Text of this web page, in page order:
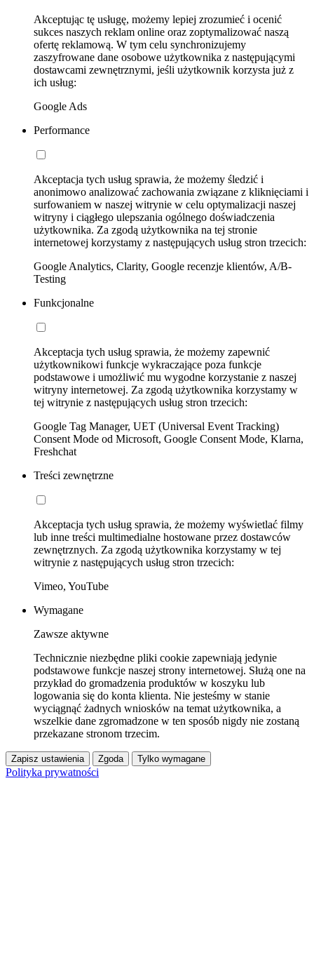
Akceptując tę usługę, możemy lepiej zrozumieć i ocenić
sukces naszych reklam online oraz zoptymalizować naszą
ofertę reklamową. W tym celu synchronizujemy
zaszyfrowane dane osobowe użytkownika z następującymi
dostawcami zewnętrznymi, jeśli użytkownik korzysta już z
ich usług:
Google Ads
Performance
Akceptacja tych usług sprawia, że możemy śledzić i
anonimowo analizować zachowania związane z kliknięciami i
surfowaniem w naszej witrynie w celu optymalizacji naszej
witryny i ciągłego ulepszania ogólnego doświadczenia
użytkownika. Za zgodą użytkownika na tej stronie
internetowej korzystamy z następujących usług stron trzecich:
Google Analytics, Clarity, Google recenzje klientów, A/B-
Testing
Funkcjonalne
Akceptacja tych usług sprawia, że możemy zapewnić
użytkownikowi funkcje wykraczające poza funkcje
podstawowe i umożliwić mu wygodne korzystanie z naszej
witryny internetowej. Za zgodą użytkownika korzystamy w
tej witrynie z następujących usług stron trzecich:
Google Tag Manager, UET (Universal Event Tracking)
Consent Mode od Microsoft, Google Consent Mode, Klarna,
Freshchat
Treści zewnętrzne
Akceptacja tych usług sprawia, że możemy wyświetlać filmy
lub inne treści multimedialne hostowane przez dostawców
zewnętrznych. Za zgodą użytkownika korzystamy w tej
witrynie z następujących usług stron trzecich:
Vimeo, YouTube
Wymagane
Zawsze aktywne
Technicznie niezbędne pliki cookie zapewniają jedynie
podstawowe funkcje naszej strony internetowej. Służą one na
przykład do gromadzenia produktów w koszyku lub
logowania się do konta klienta. Nie jesteśmy w stanie
wyciągnąć żadnych wniosków na temat użytkownika, a
wszelkie dane zgromadzone w ten sposób nigdy nie zostaną
przekazane stronom trzecim.
Zapisz ustawienia Zgoda Tylko wymagane
Polityka prywatności